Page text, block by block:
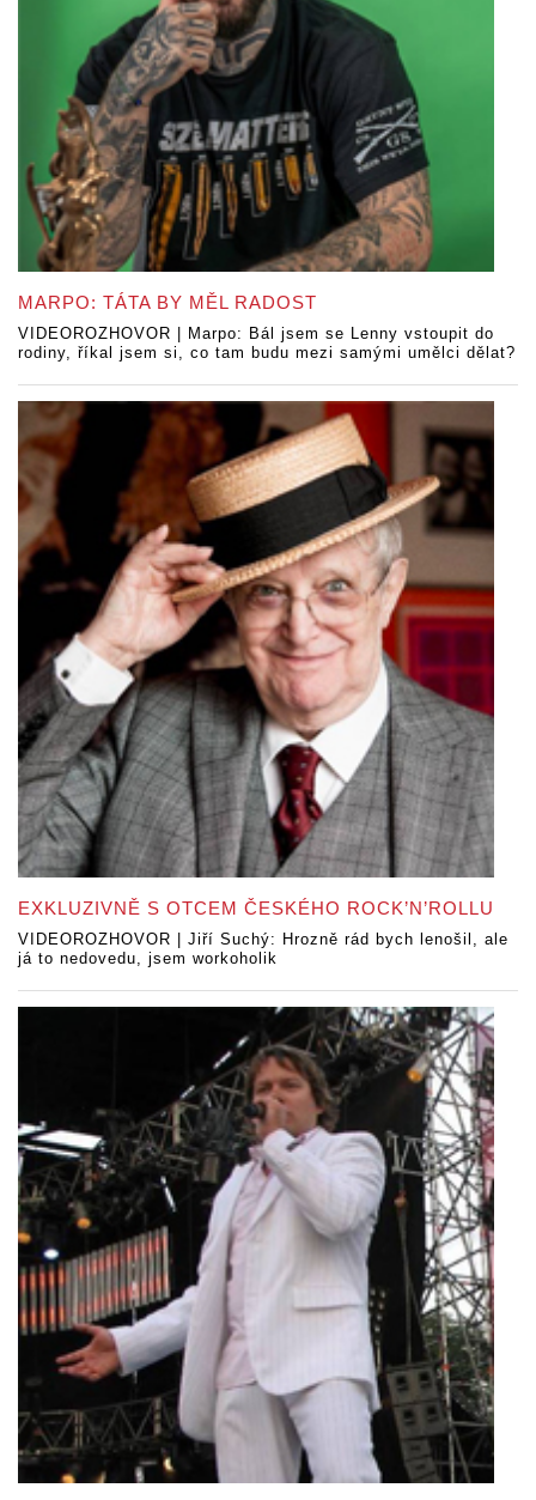
MARPO: TÁTA BY MĚL RADOST
VIDEOROZHOVOR | Marpo: Bál jsem se Lenny vstoupit do
rodiny, říkal jsem si, co tam budu mezi samými umělci dělat?
EXKLUZIVNĚ S OTCEM ČESKÉHO ROCK’N’ROLLU
VIDEOROZHOVOR | Jiří Suchý: Hrozně rád bych lenošil, ale
já to nedovedu, jsem workoholik